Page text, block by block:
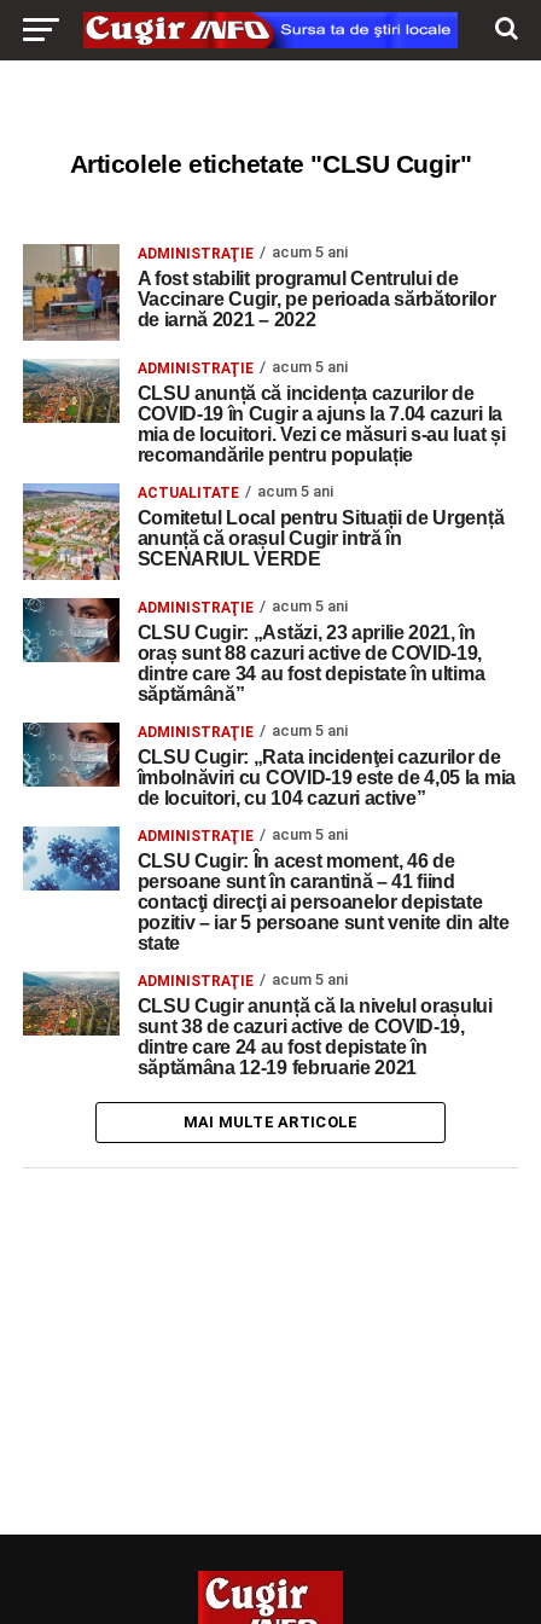
Articolele etichetate "CLSU Cugir"
ADMINISTRAŢIE acum 5 ani
A fost stabilit programul Centrului de
Vaccinare Cugir, pe perioada sărbătorilor
de iarnă 2021 – 2022
ADMINISTRAŢIE acum 5 ani
CLSU anunță că incidența cazurilor de
COVID-19 în Cugir a ajuns la 7.04 cazuri la
mia de locuitori. Vezi ce măsuri s-au luat și
recomandările pentru populație
ACTUALITATE acum 5 ani
Comitetul Local pentru Situații de Urgență
anunță că orașul Cugir intră în
SCENARIUL VERDE
ADMINISTRAŢIE acum 5 ani
CLSU Cugir: „Astăzi, 23 aprilie 2021, în
oraș sunt 88 cazuri active de COVID-19,
dintre care 34 au fost depistate în ultima
săptămână”
ADMINISTRAŢIE acum 5 ani
CLSU Cugir: „Rata incidenţei cazurilor de
îmbolnăviri cu COVID-19 este de 4,05 la mia
de locuitori, cu 104 cazuri active”
ADMINISTRAŢIE acum 5 ani
CLSU Cugir: În acest moment, 46 de
persoane sunt în carantină – 41 fiind
contacţi direcţi ai persoanelor depistate
pozitiv – iar 5 persoane sunt venite din alte
state
ADMINISTRAŢIE acum 5 ani
CLSU Cugir anunță că la nivelul orașului
sunt 38 de cazuri active de COVID-19,
dintre care 24 au fost depistate în
săptămâna 12-19 februarie 2021
MAI MULTE ARTICOLE